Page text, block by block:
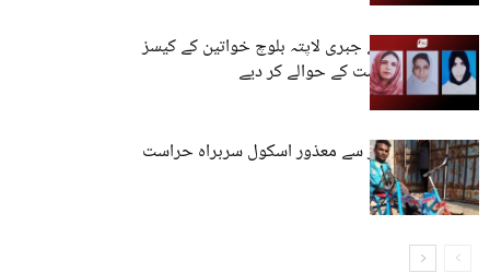
وی بی ایم پی نے جبری لاپتہ بلوچ خواتین کے کیسز
کمیشن اور حکومت کے حوالے کر دیے
کراچی: ماری پور سے معذور اسکول سربراہ حراست
کے بعد لاپتہ